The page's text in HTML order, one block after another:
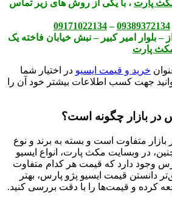
پارت ، با یکی از روش های زیر تماس
09389372134
–
09171022134
– بلوار امیر کبیر – نبش خیابان فاخته یک
مکث پارت
خرید و قیمت ایسیو در اختیار شما
جهت کسب اطلاعات بیشتر خود آن را
در بازار چگونه است؟
متفاوت است و بسته به برند و نوع
در وبسایت‌ مکث پارت، انواع ایسیو
وجود دارد که قیمت هر کدام متفاوت
دانستن قیمت ایسیو پژو پارس، بهتر
کرده و قیمت‌ها را با دقت بررسی کنید.